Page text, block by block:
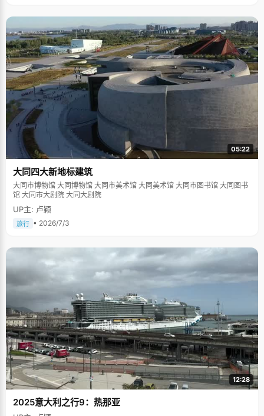
05:22
大同四大新地标建筑
大同市博物馆 大同博物馆 大同市美术馆 大同美术馆 大同市图书馆 大同图书
馆 大同市大剧院 大同大剧院
UP主: 卢颖
旅行 • 2026/7/3
12:28
2025意大利之行9：热那亚